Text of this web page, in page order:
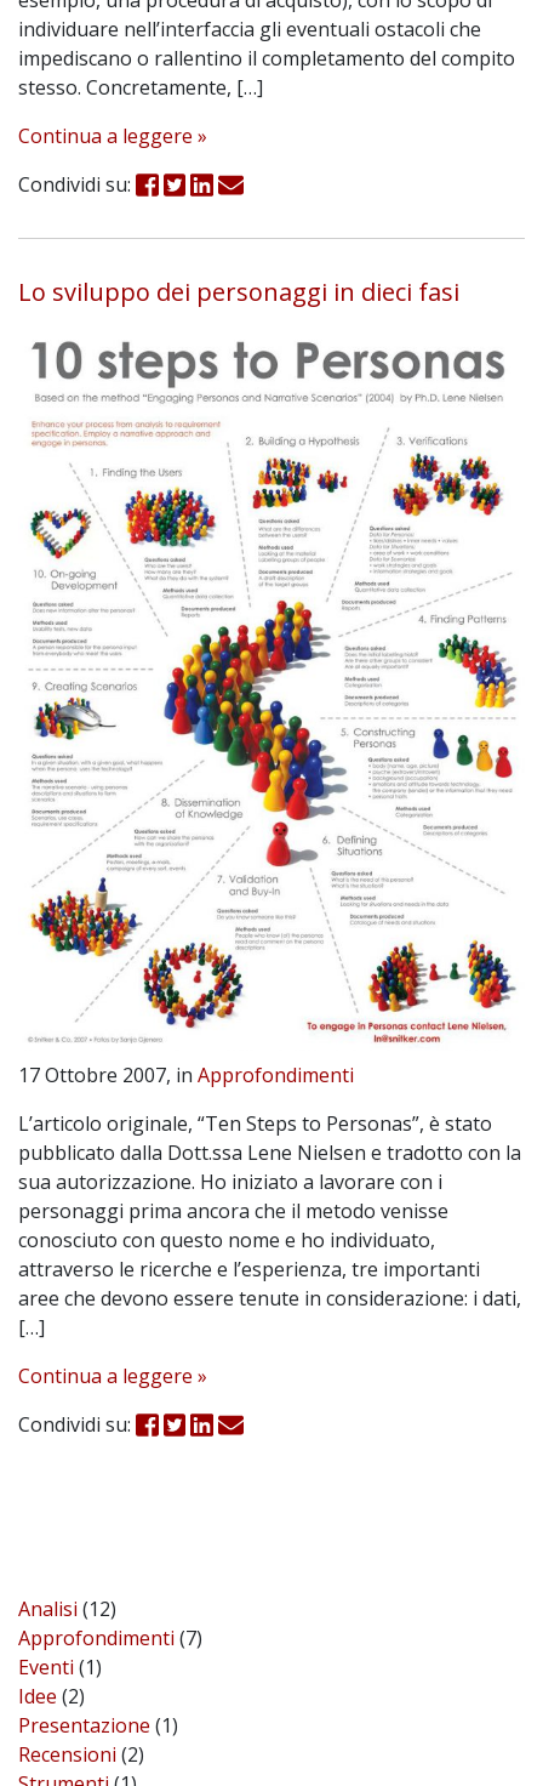
individuare nell’interfaccia gli eventuali ostacoli che
impediscano o rallentino il completamento del compito
stesso. Concretamente, […]
Continua a leggere »
Condividi su:
Lo sviluppo dei personaggi in dieci fasi
17 Ottobre 2007, in Approfondimenti
L’articolo originale, “Ten Steps to Personas”, è stato
pubblicato dalla Dott.ssa Lene Nielsen e tradotto con la
sua autorizzazione. Ho iniziato a lavorare con i
personaggi prima ancora che il metodo venisse
conosciuto con questo nome e ho individuato,
attraverso le ricerche e l’esperienza, tre importanti
aree che devono essere tenute in considerazione: i dati,
[…]
Continua a leggere »
Condividi su:
Analisi (12)
Approfondimenti (7)
Eventi (1)
Idee (2)
Presentazione (1)
Recensioni (2)